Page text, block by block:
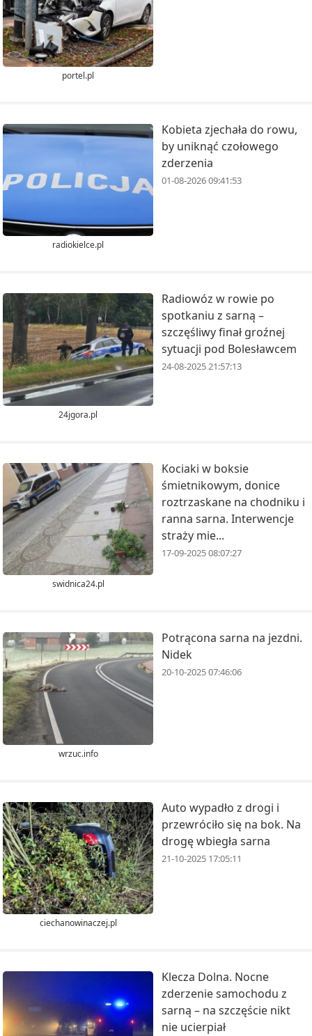
portel.pl
radiokielce.pl
Kobieta zjechała do rowu,
by uniknąć czołowego
zderzenia
01-08-2026 09:41:53
24jgora.pl
Radiowóz w rowie po
spotkaniu z sarną –
szczęśliwy finał groźnej
sytuacji pod Bolesławcem
24-08-2025 21:57:13
swidnica24.pl
Kociaki w boksie
śmietnikowym, donice
roztrzaskane na chodniku i
ranna sarna. Interwencje
straży mie...
17-09-2025 08:07:27
wrzuc.info
Potrącona sarna na jezdni.
Nidek
20-10-2025 07:46:06
ciechanowinaczej.pl
Auto wypadło z drogi i
przewróciło się na bok. Na
drogę wbiegła sarna
21-10-2025 17:05:11
Klecza Dolna. Nocne
zderzenie samochodu z
sarną – na szczęście nikt
nie ucierpiał